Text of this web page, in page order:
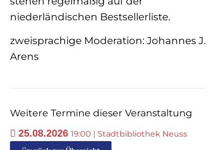
niederländischen Bestsellerliste.
zweisprachige Moderation: Johannes J.
Arens
Weitere Termine dieser Veranstaltung
25.08.2026 19:00 | Stadtbibliothek Neuss